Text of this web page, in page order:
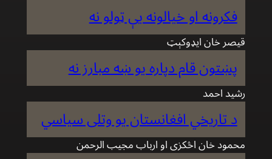
فكرونه او خيالونه يې ټولو نه
قيصر خان ايډوكېټ
پښتون قام دپاره يو ښه مبارز نه
رشيد احمد
د تاريخي افغانستان يو وتلى سياسي
محمود خان اڅكزى او ارباب مجيب الرحمن